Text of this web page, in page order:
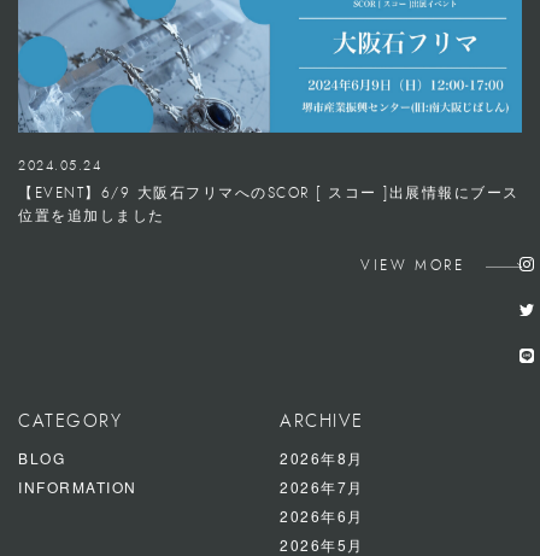
2024.05.24
【EVENT】6/9 大阪石フリマへのSCOR [ スコー ]出展情報にブース
位置を追加しました
VIEW MORE
CATEGORY
BLOG
INFORMATION
ARCHIVE
2026年8月
2026年7月
2026年6月
2026年5月